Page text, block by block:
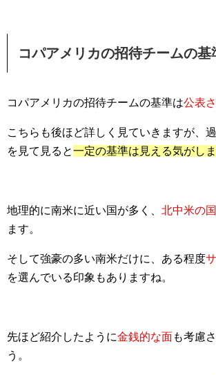
コパアメリカの招待チームの基
コパアメリカの招待チームの基準は公表
こちらも後ほど詳しく見ていきますが、
を見て見ると一定の基準は見える気がし
地理的に南米に近い国が多く、 北中米の国
ます。
そして強豪の多い南米だけに、ある程度
を選んでいる印象もありますね。
先ほど紹介したように金銭的な面も考慮
う。